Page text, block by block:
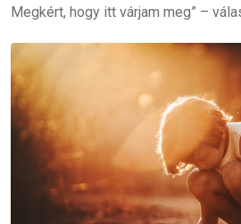
Megkért, hogy itt várjam meg” –